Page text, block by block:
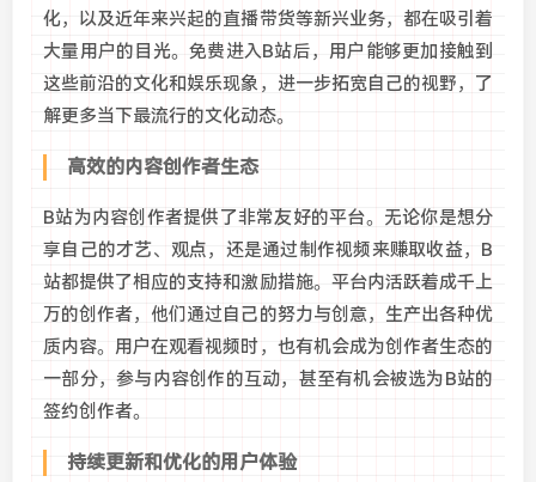
化，以及近年来兴起的直播带货等新兴业务，都在吸引着
大量用户的目光。免费进入B站后，用户能够更加接触到
这些前沿的文化和娱乐现象，进一步拓宽自己的视野，了
解更多当下最流行的文化动态。
高效的内容创作者生态
B站为内容创作者提供了非常友好的平台。无论你是想分
享自己的才艺、观点，还是通过制作视频来赚取收益，B
站都提供了相应的支持和激励措施。平台内活跃着成千上
万的创作者，他们通过自己的努力与创意，生产出各种优
质内容。用户在观看视频时，也有机会成为创作者生态的
一部分，参与内容创作的互动，甚至有机会被选为B站的
签约创作者。
持续更新和优化的用户体验